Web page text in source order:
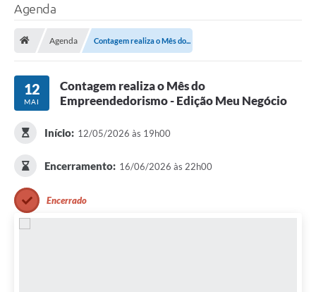
Agenda
Agenda Contagem realiza o Mês do...
12
MAI
Contagem realiza o Mês do
Empreendedorismo - Edição Meu Negócio
Início: 12/05/2026 às 19h00
Encerramento: 16/06/2026 às 22h00
Encerrado